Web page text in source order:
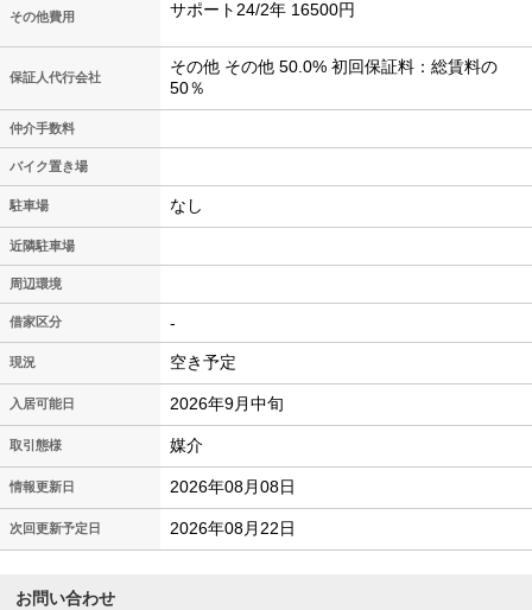
その他費用 サポート24/2年 16500円
保証人代行会社
その他 その他 50.0% 初回保証料：総賃料の
50％
仲介手数料
バイク置き場
駐車場 なし
近隣駐車場
周辺環境
借家区分 -
現況 空き予定
入居可能日 2026年9月中旬
取引態様 媒介
情報更新日 2026年08月08日
次回更新予定日 2026年08月22日
お問い合わせ